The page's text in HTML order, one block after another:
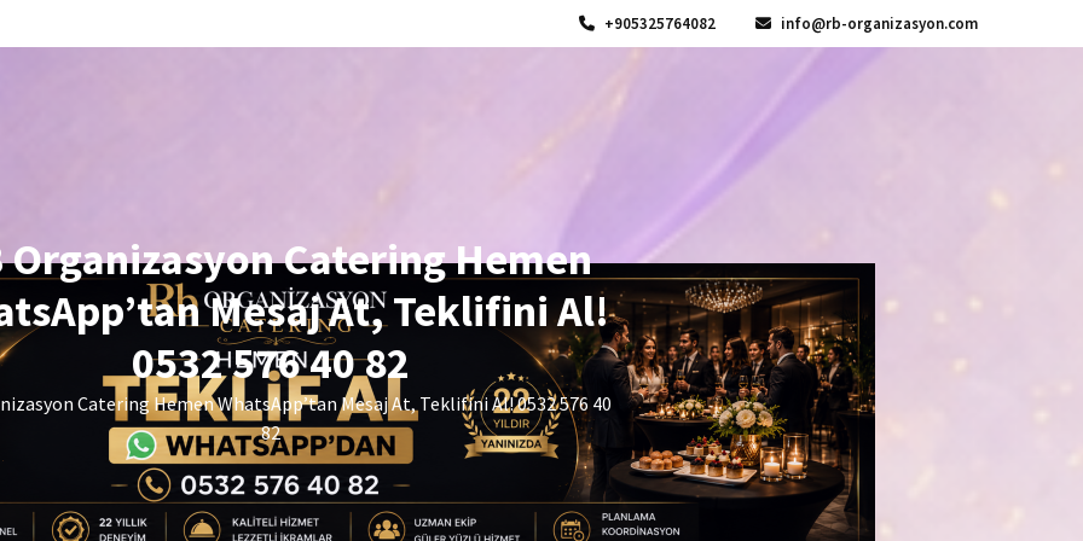
+905325764082 info@rb-organizasyon.com
Organizasyon Catering Hemen
Mesaj At, Teklifini Al!
0532 576 40 82
Catering Hemen WhatsApp’tan Mesaj At, Teklifini Al! 0532 576 40
82